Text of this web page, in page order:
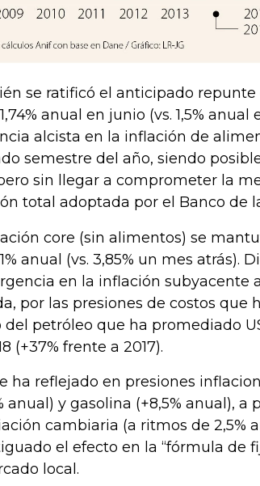
se ratificó el anticipado
anual en junio (vs. 1,5%
alcista en la inflación de
semestre del año, siendo
sin llegar a comprometer la
total adoptada por el Banco de
core (sin alimentos) se
anual (vs. 3,85% un mes atrás).
en la inflación subyacente
por las presiones de costos que
del petróleo que ha promediado
(+37% frente a 2017).
ha reflejado en presiones
anual) y gasolina (+8,5% anual), a
cambiaria (a ritmos de 2,5%
el efecto en la “fórmula de
local.